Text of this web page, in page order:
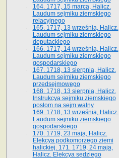
164. 1717, 15 marca, Halicz.
Laudum sejmiku ziemskiego
relacyjnego
165. 1717, 13 września, Halicz.
Laudum sejmiku ziemskiego
deputackiego
166. 1717, 14 września, Halicz.
Laudum sejmiku ziemskiego
gospodarskiego
167. 1718, 13 sierpnia, Halicz.
Laudum sejmiku ziemskiego
przedsejmowego
168. 1718, 13 sierpnia, Halicz.
Instrukcya sejmiku ziemskiego
posłom na sejm walny
169. 1718, 13 września, Halicz.
Laudum sejmiku ziemskiego
gospodarskiego
170. 1719, 23 maja, Halicz.
Elekcya podkomorzego ziemi
halickiej. 171. 1719, 24 maja,
Halicz. Elekcya sędziego